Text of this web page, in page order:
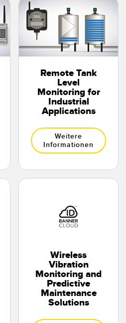
Software
Remote Tank
Level
Monitoring for
Industrial
Applications
Weitere
Informationen
Wireless
Vibration
Monitoring and
Predictive
Maintenance
Solutions